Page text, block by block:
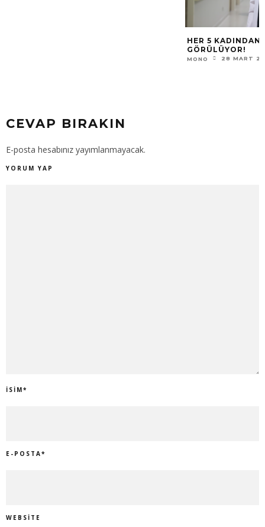
HER 5 KADINDAN
GÖRÜLÜYOR!
MONO 28 MART
CEVAP BIRAKIN
E-posta hesabınız yayımlanmayacak.
YORUM YAP
İSIM*
E-POSTA*
WEBSITE